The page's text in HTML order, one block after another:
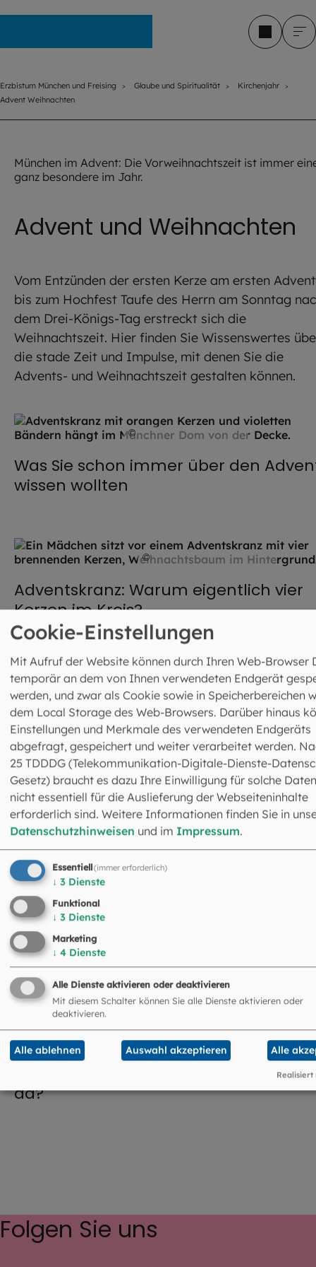
Erzbistum München und Freising Glaube und Spiritualität
Kirchenjahr
Advent Weihnachten
München im Advent: Die Vorweihnachtszeit ist immer
ganz besondere im Jahr.
Advent und Weihnachten
Vom Entzünden der ersten Kerze am ersten Advent
bis zum Hochfest Taufe des Herrn am Sonntag
dem Drei-Königs-Tag erstreckt sich die
Weihnachtszeit. Hier finden Sie Wissenswertes
die stade Zeit und Impulse, mit denen Sie die
Advents- und Weihnachtszeit gestalten können.
© Robert Kiderle / EOM
Was Sie schon immer über den
wissen wollten
© MT-R / stock.adobe.com
Adventskranz: Warum eigentlich vier
Kerzen im Kreis?
© EOM
Kripperl-G'schicht'n für den Advent:
Fensterbild
© Nicola Neubauer / EOM
Kripperl-G'schicht'n für den Advent:
Tischlaterne
Gab es wirklich Ochs und Esel in der
Krippe?
© Kindermissionswerk /
Was schreiben die Sternsinger denn
da?
Folgen Sie uns
Cookie-Einstellungen
Mit Aufruf der Website können durch Ihren Web-Browser
temporär an dem von Ihnen verwendeten Endgerät
werden, und zwar als Cookie sowie in Speicherbereichen
dem Local Storage des Web-Browsers. Darüber hinaus
Einstellungen und Merkmale des verwendeten Endgeräts
abgefragt, gespeichert und weiter verarbeitet werden.
25 TDDDG (Telekommunikation-Digitale-Dienste-
Gesetz) braucht es dazu Ihre Einwilligung für solche
nicht essentiell für die Auslieferung der Webseiteninhalte
erforderlich sind. Weitere Informationen finden Sie in
Datenschutzhinweisen und im Impressum.
Essentiell(immer erforderlich)
↓ 3 Dienste
Funktional
↓ 3 Dienste
Marketing
↓ 4 Dienste
Alle Dienste aktivieren oder deaktivieren
Mit diesem Schalter können Sie alle Dienste aktivieren oder
deaktivieren.
Alle ablehnen Auswahl akzeptieren Alle
Realisiert